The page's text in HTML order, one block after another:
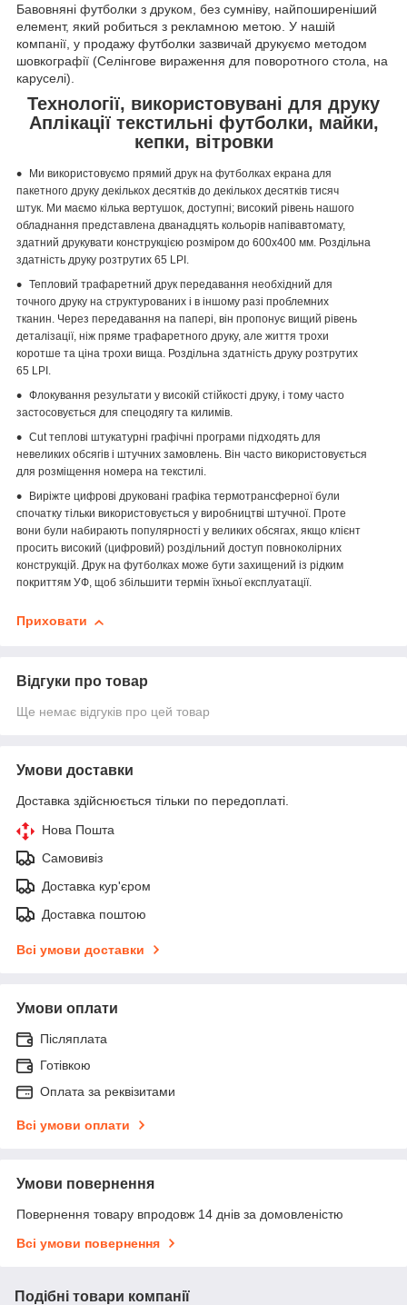
Бавовняні футболки з друком, без сумніву, найпоширеніший
елемент, який робиться з рекламною метою. У нашій
компанії, у продажу футболки зазвичай друкуємо методом
шовкографії (Селінгове вираження для поворотного стола, на
каруселі).
Технології, використовувані для друку
Аплікації текстильні футболки, майки,
кепки, вітровки
Ми використовуємо прямий друк на футболках екрана для
пакетного друку декількох десятків до декількох десятків тисяч
штук. Ми маємо кілька вертушок, доступні; високий рівень нашого
обладнання представлена дванадцять кольорів напівавтомату,
здатний друкувати конструкцією розміром до 600x400 мм. Роздільна
здатність друку розтрутих 65 LPI.
Тепловий трафаретний друк передавання необхідний для
точного друку на структурованих і в іншому разі проблемних
тканин. Через передавання на папері, він пропонує вищий рівень
деталізації, ніж пряме трафаретного друку, але життя трохи
коротше та ціна трохи вища. Роздільна здатність друку розтрутих
65 LPI.
Флокування результати у високій стійкості друку, і тому часто
застосовується для спецодягу та килимів.
Cut теплові штукатурні графічні програми підходять для
невеликих обсягів і штучних замовлень. Він часто використовується
для розміщення номера на текстилі.
Виріжте цифрові друковані графіка термотрансферної були
спочатку тільки використовується у виробництві штучної. Проте
вони були набирають популярності у великих обсягах, якщо клієнт
просить високий (цифровий) роздільний доступ повноколірних
конструкцій. Друк на футболках може бути захищений із рідким
покриттям УФ, щоб збільшити термін їхньої експлуатації.
Приховати
Відгуки про товар
Ще немає відгуків про цей товар
Умови доставки
Доставка здійснюється тільки по передоплаті.
Нова Пошта
Самовивіз
Доставка кур'єром
Доставка поштою
Всі умови доставки
Умови оплати
Післяплата
Готівкою
Оплата за реквізитами
Всі умови оплати
Умови повернення
Повернення товару впродовж 14 днів за домовленістю
Всі умови повернення
Подібні товари компанії